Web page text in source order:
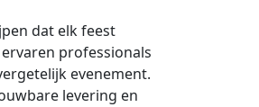
dat elk feest
professionals
evenement.
levering en